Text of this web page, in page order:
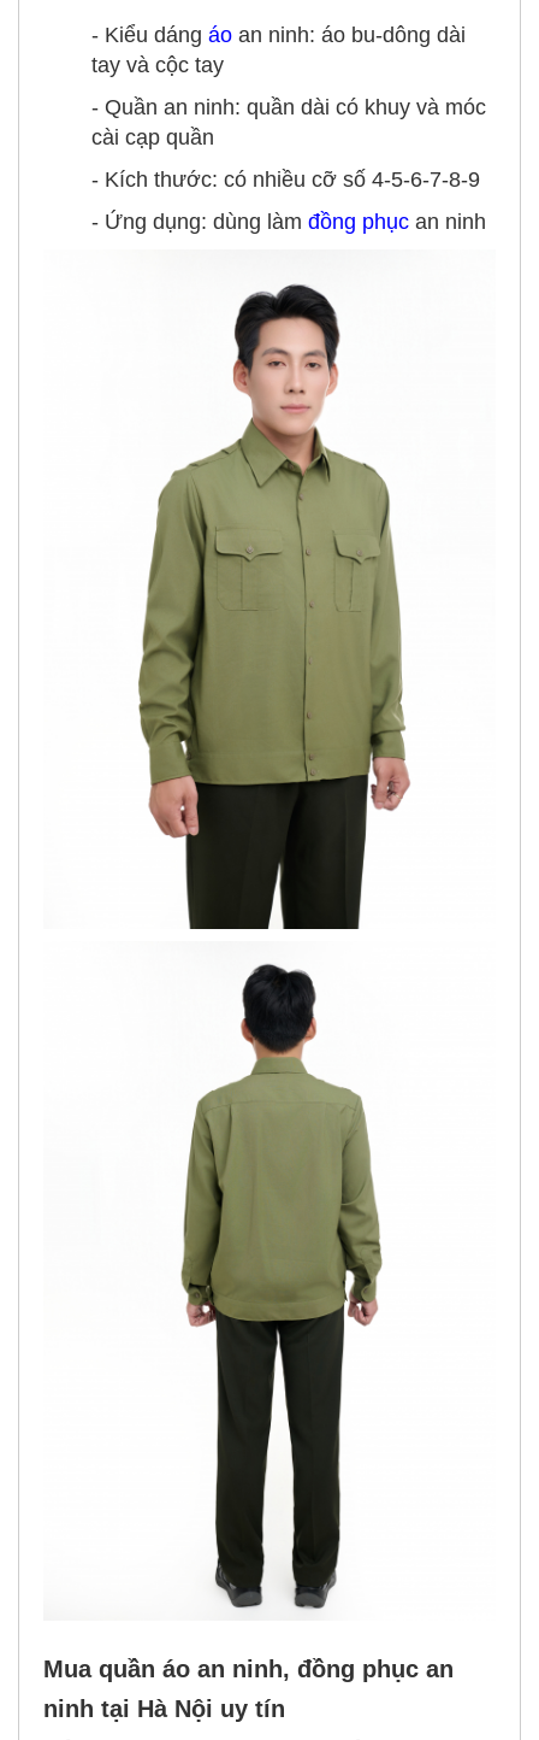
- Kiểu dáng áo an ninh: áo bu-dông dài
tay và cộc tay
- Quần an ninh: quần dài có khuy và móc
cài cạp quần
- Kích thước: có nhiều cỡ số 4-5-6-7-8-9
- Ứng dụng: dùng làm đồng phục an ninh
Mua quần áo an ninh, đồng phục an
ninh tại Hà Nội uy tín